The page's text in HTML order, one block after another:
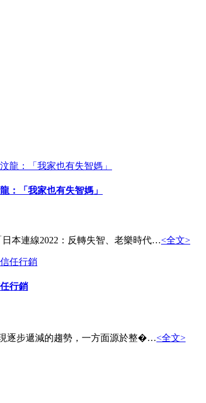
：「我家也有失智媽」
本連線2022：反轉失智、老樂時代…<全文>
行銷
逐步遞減的趨勢，一方面源於整�…<全文>